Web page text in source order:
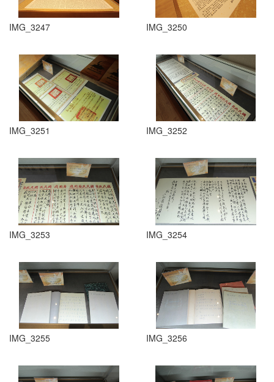
IMG_3247 IMG_3250
IMG_3251 IMG_3252
IMG_3253 IMG_3254
IMG_3255 IMG_3256